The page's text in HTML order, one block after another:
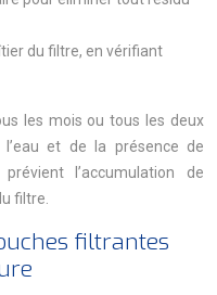
du filtre, en vérifiant
les mois ou tous les deux
et de la présence de
l’accumulation de
filtre.
filtrantes